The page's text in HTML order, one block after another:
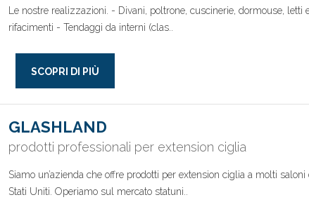
Le nostre realizzazioni. - Divani, poltrone, cuscinerie, dormouse, letti
rifacimenti - Tendaggi da interni (clas..
SCOPRI DI PIÙ
GLASHLAND
prodotti professionali per extension ciglia
Siamo un’azienda che offre prodotti per extension ciglia a molti
Stati Uniti. Operiamo sul mercato statuni..